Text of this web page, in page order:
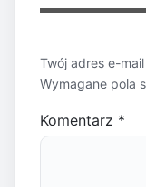
Twój adres e-
Wymagane pola
Komentarz *